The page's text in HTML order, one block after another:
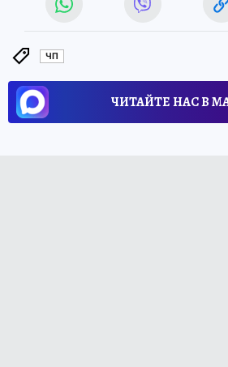
ЧП
ЧИТАЙТЕ НАС В